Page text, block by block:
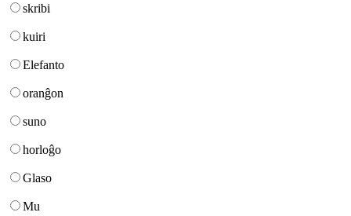
skribi
kuiri
Elefanto
oranĝon
suno
horloĝo
Glaso
Mu